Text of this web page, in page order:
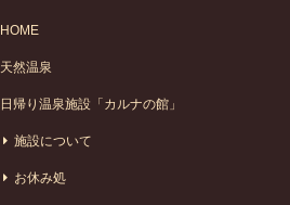
HOME
天然温泉
日帰り温泉施設「カルナの館」
施設について
お休み処